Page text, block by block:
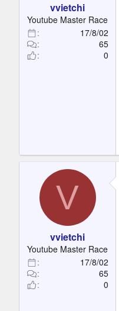
t
e
r
vvietchi
Youtube Master Race
17/8/02
65
0
V
vvietchi
Youtube Master Race
17/8/02
65
0